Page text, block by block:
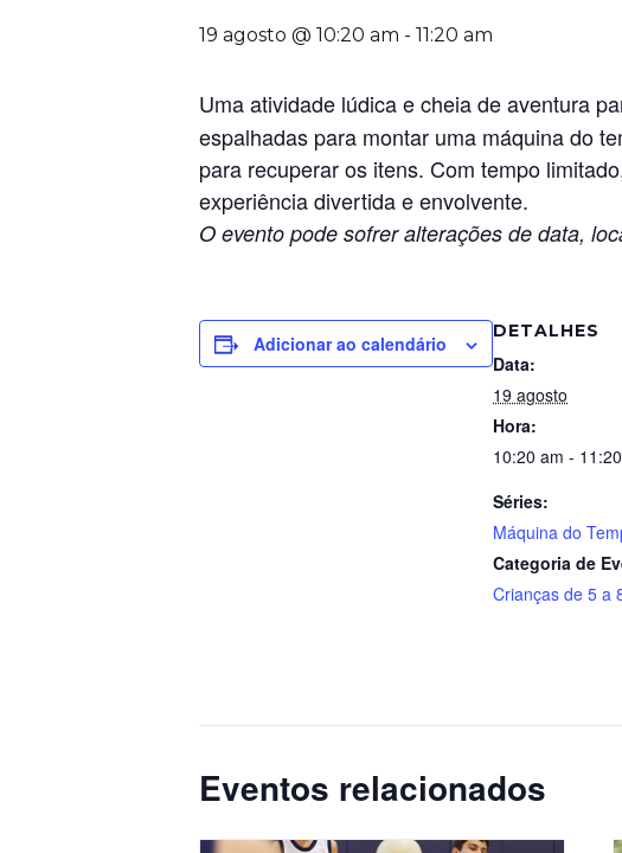
19 agosto @ 10:20 am - 11:20 am
Uma atividade lúdica e cheia de aventura
espalhadas para montar uma máquina do
para recuperar os itens. Com tempo
experiência divertida e envolvente.
O evento pode sofrer alterações de data,
Adicionar ao calendário
DETALHES
Data:
19 agosto
Hora:
10:20 am -
Séries:
Máquina do
Categoria de
Crianças de 5 a
Eventos relacionados